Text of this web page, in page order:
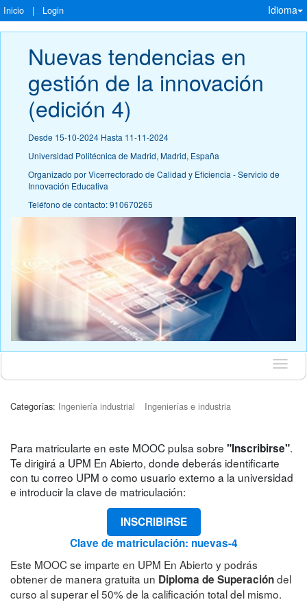
Inicio | Login Idioma
Nuevas tendencias en
gestión de la innovación
(edición 4)
Desde 15-10-2024 Hasta 11-11-2024
Universidad Politécnica de Madrid, Madrid, España
Organizado por Vicerrectorado de Calidad y Eficiencia - Servicio de
Innovación Educativa
Teléfono de contacto: 910670265
Idioma
Categorías: Ingeniería industrial Ingenierías e industria
Para matricularte en este MOOC pulsa sobre "Inscribirse".
Te dirigirá a UPM En Abierto, donde deberás identificarte
con tu correo UPM o como usuario externo a la universidad
e introducir la clave de matriculación:
INSCRIBIRSE
Clave de matriculación: nuevas-4
Este MOOC se imparte en UPM En Abierto y podrás
obtener de manera gratuita un Diploma de Superacióndel
curso al superar el 50% de la calificación total del mismo.